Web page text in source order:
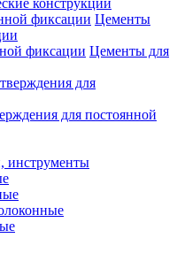
конструкции
Цементы
Цементы для
для постоянной
инструменты